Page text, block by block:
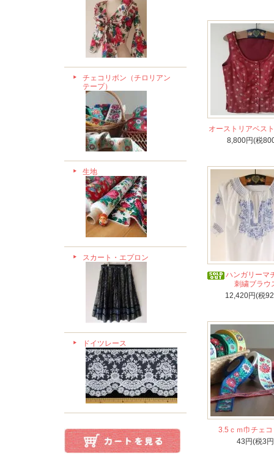
チェコリボン（チロリアン
テープ）
生地
スカート・エプロン
ドイツレース
オーストリアベス
8,800円(税
ハンガリーマ
刺繍ブラウ
12,420円(税
3.5ｃｍ巾チェ
43円(税3